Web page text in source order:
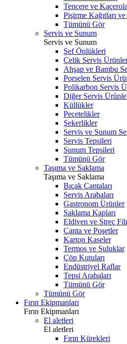
Tencere ve Kaçerola
Pişirme Kağıtları
Tümünü Gör
Servis ve Sunum
Servis ve Sunum
Şef Önlükleri
Çelik Servis
Ahşap ve Bambu
Porselen Servis
Polikarbon Servis
Diğer Servis
Küllükler
Peçetelikler
Şekerlikler
Servis ve Sunum
Servis Tepsileri
Sunum Tepsileri
Tümünü Gör
Taşıma ve Saklama
Taşıma ve Saklama
Bıçak Çantaları
Servis Arabaları
Gastronom Ürünler
Saklama Kapları
Eldiven ve Streç
Çanta ve Poşetler
Karton Kaseler
Termos ve Suluklar
Çöp Kutuları
Endüstriyel Raflar
Tepsi Arabaları
Tümünü Gör
Tümünü Gör
Fırın Ekipmanları
Fırın Ekipmanları
El aletleri
El aletleri
Fırın Kürekleri